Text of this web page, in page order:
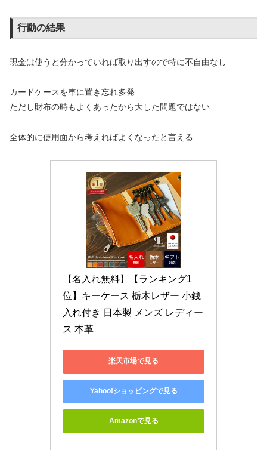
行動の結果
現金は使うと分かっていれば取り出すので特に不自由なし
カードケースを車に置き忘れ多発
ただし財布の時もよくあったから大した問題ではない
全体的に使用面から考えればよくなったと言える
【名入れ無料】【ランキング1
位】キーケース 栃木レザー 小銭
入れ付き 日本製 メンズ レディー
ス 本革
楽天市場で見る
Yahoo!ショッピングで見る
Amazonで見る